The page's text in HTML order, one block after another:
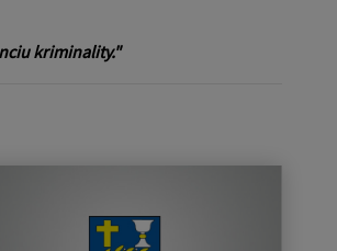
kriminality."